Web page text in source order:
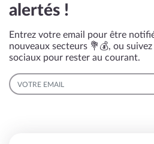
alertés !
Entrez votre email pour être
nouveaux secteurs 💐💰, ou
sociaux pour rester au courant.
EMAIL